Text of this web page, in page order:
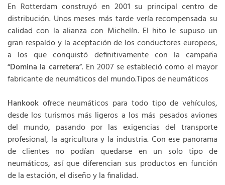
En Rotterdam construyó en 2001 su principal centro de
distribución. Unos meses más tarde vería recompensada su
calidad con la alianza con Michelín. El hito le supuso un
gran respaldo y la aceptación de los conductores europeos,
a los que conquistó definitivamente con la campaña
“Domina la carretera”. En 2007 se estableció como el mayor
fabricante de neumáticos del mundo.Tipos de neumáticos
Hankook ofrece neumáticos para todo tipo de vehículos,
desde los turismos más ligeros a los más pesados aviones
del mundo, pasando por las exigencias del transporte
profesional, la agricultura y la industria. Con ese panorama
de clientes no podían quedarse en un solo tipo de
neumáticos, así que diferencian sus productos en función
de la estación, el diseño y la finalidad.